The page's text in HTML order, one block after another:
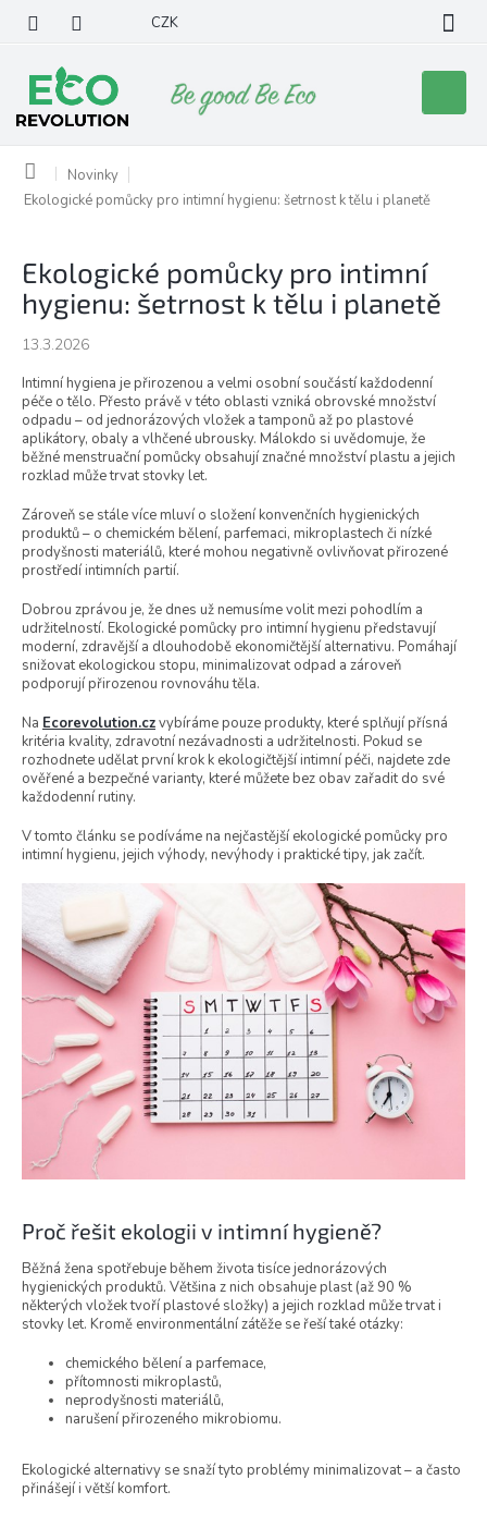
obsah
CZK
košík
Domů
Novinky
Ekologické pomůcky pro intimní hygienu: šetrnost k tělu i planetě
Ekologické pomůcky pro intimní
hygienu: šetrnost k tělu i planetě
13.3.2026
Intimní hygiena je přirozenou a velmi osobní součástí každodenní
péče o tělo. Přesto právě v této oblasti vzniká obrovské množství
odpadu – od jednorázových vložek a tamponů až po plastové
aplikátory, obaly a vlhčené ubrousky. Málokdo si uvědomuje, že
běžné menstruační pomůcky obsahují značné množství plastu a jejich
rozklad může trvat stovky let.
Zároveň se stále více mluví o složení konvenčních hygienických
produktů – o chemickém bělení, parfemaci, mikroplastech či nízké
prodyšnosti materiálů, které mohou negativně ovlivňovat přirozené
prostředí intimních partií.
Dobrou zprávou je, že dnes už nemusíme volit mezi pohodlím a
udržitelností. Ekologické pomůcky pro intimní hygienu představují
moderní, zdravější a dlouhodobě ekonomičtější alternativu. Pomáhají
snižovat ekologickou stopu, minimalizovat odpad a zároveň
podporují přirozenou rovnováhu těla.
Na Ecorevolution.czvybíráme pouze produkty, které splňují přísná
kritéria kvality, zdravotní nezávadnosti a udržitelnosti. Pokud se
rozhodnete udělat první krok k ekologičtější intimní péči, najdete zde
ověřené a bezpečné varianty, které můžete bez obav zařadit do své
každodenní rutiny.
V tomto článku se podíváme na nejčastější ekologické pomůcky pro
intimní hygienu, jejich výhody, nevýhody i praktické tipy, jak začít.
Proč řešit ekologii v intimní hygieně?
Běžná žena spotřebuje během života tisíce jednorázových
hygienických produktů. Většina z nich obsahuje plast (až 90 %
některých vložek tvoří plastové složky) a jejich rozklad může trvat i
stovky let. Kromě environmentální zátěže se řeší také otázky:
chemického bělení a parfemace,
přítomnosti mikroplastů,
neprodyšnosti materiálů,
narušení přirozeného mikrobiomu.
Ekologické alternativy se snaží tyto problémy minimalizovat – a často
přinášejí i větší komfort.